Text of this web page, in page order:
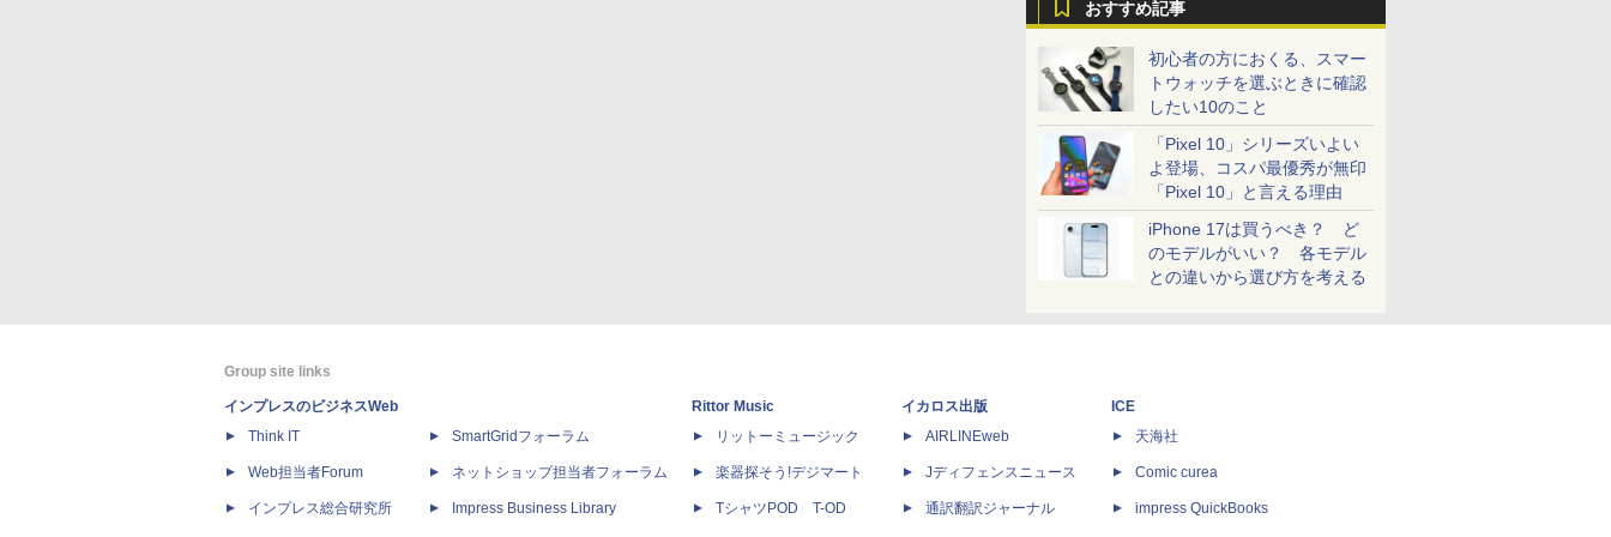
おすすめ記事
初心者の方におくる、スマー
トウォッチを選ぶときに確認
したい10のこと
「Pixel 10」シリーズいよい
よ登場、コスパ最優秀が無印
「Pixel 10」と言える理由
iPhone 17は買うべき？ ど
のモデルがいい？ 各モデル
との違いから選び方を考える
Group site links
インプレスのビジネスWeb
Think IT
Web担当者Forum
インプレス総合研究所
SmartGridフォーラム
ネットショップ担当者フォーラム
Impress Business Library
Rittor Music
リットーミュージック
楽器探そう!デジマート
TシャツPOD T-OD
イカロス出版
AIRLINEweb
Jディフェンスニュース
通訳翻訳ジャーナル
ICE
天海社
Comic curea
impress QuickBooks